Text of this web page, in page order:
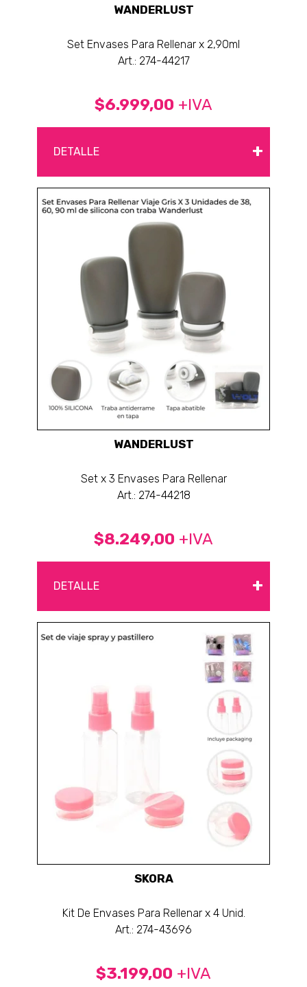
WANDERLUST
Set Envases Para Rellenar x 2,90ml
Art.: 274-44217
$6.999,00 +IVA
DETALLE +
WANDERLUST
Set x 3 Envases Para Rellenar
Art.: 274-44218
$8.249,00 +IVA
DETALLE +
SKORA
Kit De Envases Para Rellenar x 4 Unid.
Art.: 274-43696
$3.199,00 +IVA